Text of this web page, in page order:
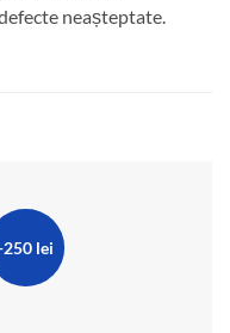
neașteptate.
lei